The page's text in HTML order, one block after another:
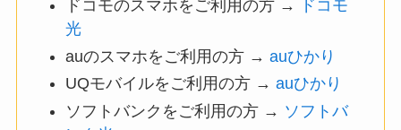
ドコモのスマホをご利用の方 →
ドコモ
光
auのスマホをご利用の方 → auひかり
UQモバイルをご利用の方 → auひかり
ソフトバンクをご利用の方 → ソフトバ